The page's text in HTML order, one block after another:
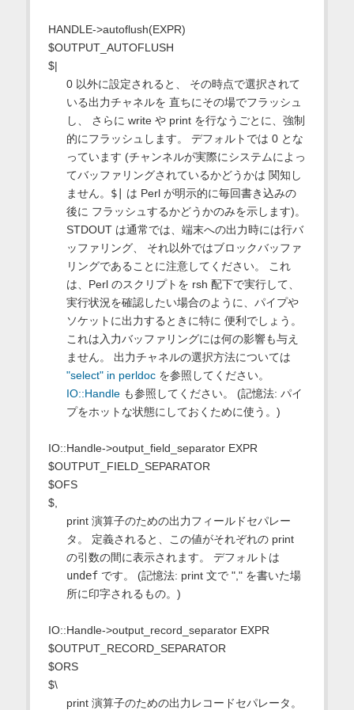
HANDLE->autoflush(EXPR)
$OUTPUT_AUTOFLUSH
$|
0 以外に設定されると、 その時点で選択されて
いる出力チャネルを 直ちにその場でフラッシュ
し、 さらに write や print を行なうごとに、強制
的にフラッシュします。 デフォルトでは 0 とな
っています (チャンネルが実際にシステムによっ
てバッファリングされているかどうかは 関知し
ません。 $| は Perl が明示的に毎回書き込みの
後に フラッシュするかどうかのみを示します)。
STDOUT は通常では、端末への出力時には行バ
ッファリング、 それ以外ではブロックバッファ
リングであることに注意してください。 これ
は、Perl のスクリプトを rsh 配下で実行して、
実行状況を確認したい場合のように、パイプや
ソケットに出力するときに特に 便利でしょう。
これは入力バッファリングには何の影響も与え
ません。 出力チャネルの選択方法については
"select" in perldocを参照してください。
IO::Handleも参照してください。 (記憶法: パイ
プをホットな状態にしておくために使う。)
IO::Handle->output_field_separator EXPR
$OUTPUT_FIELD_SEPARATOR
$OFS
$,
print 演算子のための出力フィールドセパレー
タ。 定義されると、この値がそれぞれの print
の引数の間に表示されます。 デフォルトは
undefです。 (記憶法: print 文で "," を書いた場
所に印字されるもの。)
IO::Handle->output_record_separator EXPR
$OUTPUT_RECORD_SEPARATOR
$ORS
$\
print 演算子のための出力レコードセパレータ。